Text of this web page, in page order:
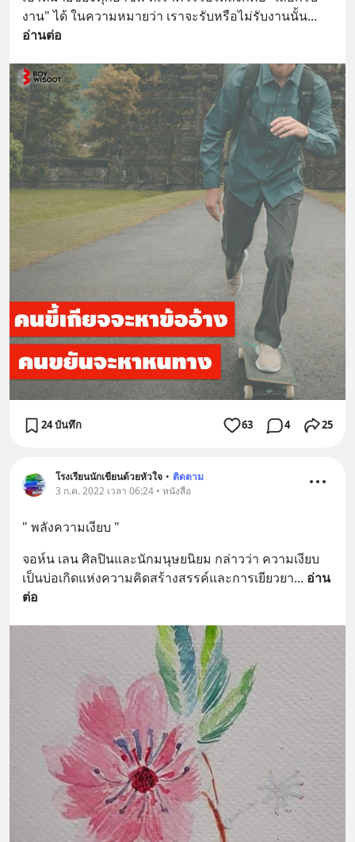
งาน" ได้ ในความหมายว่า เราจะรับหรือไม่รับงานนั้น
อ่านต่อ
24 บันทึก 63 4 25
โรงเรียนนักเขียนด้วยหัวใจ • ติดตาม
3 ก.ค. 2022 เวลา 06:24 • หนังสือ
" พลังความเงียบ "
จอห์น เลน ศิลปินและนักมนุษยนิยม กล่าวว่า ความเงียบ
เป็นบ่อเกิดแห่งความคิดสร้างสรรค์และการเยียวยา... อ่าน
ต่อ